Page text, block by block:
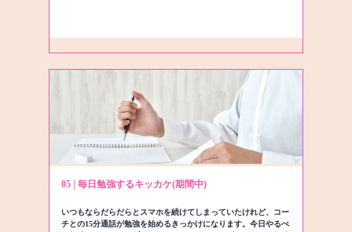
05 | 毎日勉強するキッカケ(期間中)
いつもならだらだらとスマホを続けてしまっていたけれど、コー
チとの15分通話が勉強を始めるきっかけになります。今日やるべ